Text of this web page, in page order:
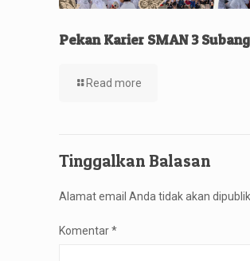
Pekan Karier SMAN 3 Subang
Read more
Tinggalkan Balasan
Alamat email Anda tidak akan
Komentar*